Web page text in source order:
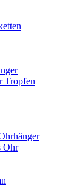
Tropfen
Ohr